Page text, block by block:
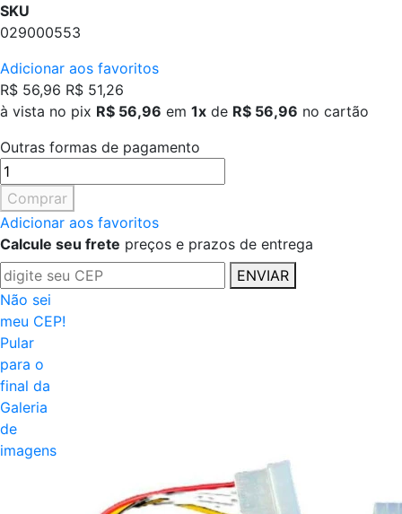
SKU
029000553
Adicionar aos favoritos
R$ 56,96 R$ 51,26
à vista no pix R$ 56,96 em 1x de R$ 56,96 no cartão
Outras formas de pagamento
Comprar
Adicionar aos favoritos
Calcule seu frete preços e prazos de entrega
ENVIAR
Não sei
meu CEP!
Pular
para o
final da
Galeria
de
imagens